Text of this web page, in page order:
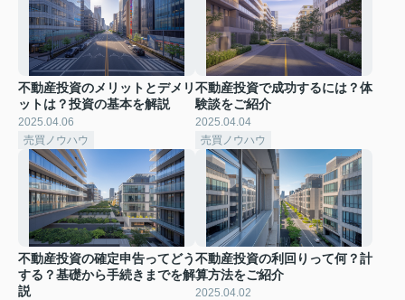
不動産投資のメリットとデメリ
ットは？投資の基本を解説
2025.04.06
売買ノウハウ
不動産投資で成功するには？体
験談をご紹介
2025.04.04
売買ノウハウ
不動産投資の確定申告ってどう
する？基礎から手続きまでを解
説
不動産投資の利回りって何？計
算方法をご紹介
2025.04.02